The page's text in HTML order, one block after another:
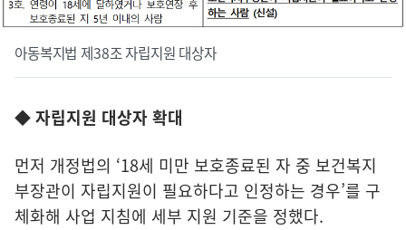
아동복지법 제38조 자립지원 대상자
◆ 자립지원 대상자 확대
먼저 개정법의 ‘18세 미만 보호종료된 자 중 보건복지
부장관이 자립지원이 필요하다고 인정하는 경우’를 구
체화해 사업 지침에 세부 지원 기준을 정했다.